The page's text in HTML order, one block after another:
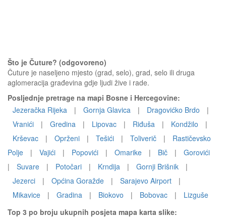
Što je Čuture? (odgovoreno)
Čuture je naseljeno mjesto (grad, selo), grad, selo ili druga
aglomeracija građevina gdje ljudi žive i rade.
Posljednje pretrage na mapi Bosne i Hercegovine:
Jezeračka Rijeka
| Gornja Glavica | Dragovićko Brdo
|
Vranići
| Gredina | Lipovac | Riđuša | Kondžilo
|
Krševac
| Oprženi | Tešići | Toliverič |
Rastičevsko
Polje
| Vajići | Popovići | Omarike | Bič |
Gorovići
|
Suvare | Potočari | Krndija | Gornji Brišnik
|
Jezerci
| Općina Goražde | Sarajevo Airport
|
Mikavice
| Gradina | Biokovo | Bobovac |
Lizguše
Top 3 po broju ukupnih posjeta mapa karta slike: